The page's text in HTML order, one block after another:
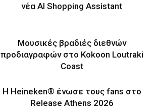
νέα AI Shopping Assistant
Μουσικές βραδιές διεθνών
προδιαγραφών στο Kokoon Loutraki
Coast
Η Heineken® ένωσε τους fans στο
Release Athens 2026